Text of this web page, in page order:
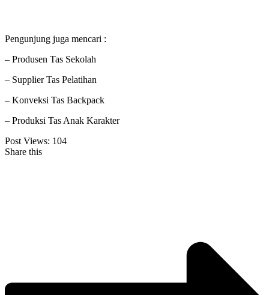
Pengunjung juga mencari :
– Produsen Tas Sekolah
– Supplier Tas Pelatihan
– Konveksi Tas Backpack
– Produksi Tas Anak Karakter
Post Views: 104
Share this